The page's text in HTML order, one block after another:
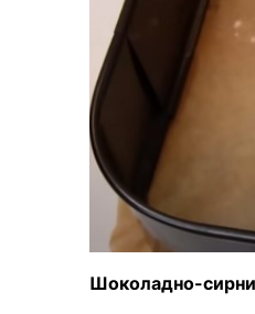
Шоколадно-